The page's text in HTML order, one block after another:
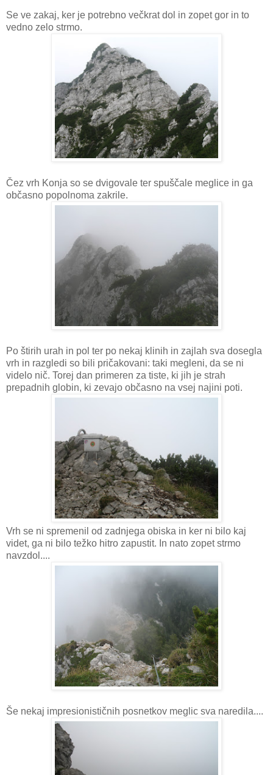
Se ve zakaj, ker je potrebno večkrat dol in zopet gor in to
vedno zelo strmo.
Čez vrh Konja so se dvigovale ter spuščale meglice in ga
občasno popolnoma zakrile.
Po štirih urah in pol ter po nekaj klinih in zajlah sva dosegla
vrh in razgledi so bili pričakovani: taki megleni, da se ni
videlo nič. Torej dan primeren za tiste, ki jih je strah
prepadnih globin, ki zevajo občasno na vsej najini poti.
Vrh se ni spremenil od zadnjega obiska in ker ni bilo kaj
videt, ga ni bilo težko hitro zapustit. In nato zopet strmo
navzdol....
Še nekaj impresionističnih posnetkov meglic sva naredila....